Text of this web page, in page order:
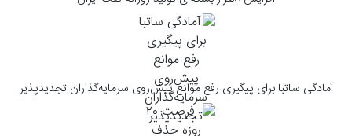
آمادگی ساتبا برای پیگیری رفع موانع پیش‌روی سرمایه‌گذاران تجدیدپذیر